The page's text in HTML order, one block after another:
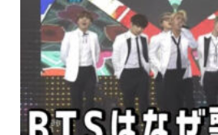
【韓国語50音】勉強はここから
表の読み方・覚え方｜PDF・音声